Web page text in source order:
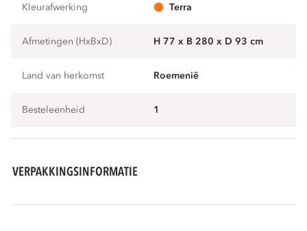
Kleurafwerking terra
Afmetingen (HxBxD) H 77 x B 280 x D 93 cm
Land van herkomst Roemenië
Besteleenheid 1
VERPAKKINGSINFORMATIE